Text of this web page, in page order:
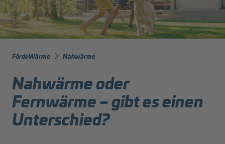
FördeWärme Nahwärme
Nahwärme oder
Fernwärme – gibt es einen
Unterschied?